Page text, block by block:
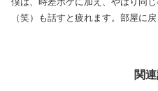
（笑）も話すと疲れます。部屋に
関